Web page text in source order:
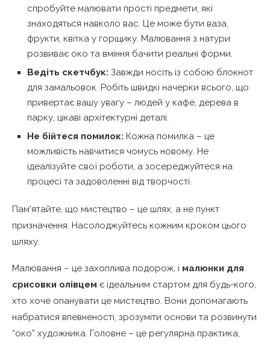
спробуйте малювати прості предмети, які
знаходяться навколо вас. Це може бути ваза,
фрукти, квітка у горщику. Малювання з натури
розвиває око та вміння бачити реальні форми.
Ведіть скетчбук: Завжди носіть із собою блокнот
для замальовок. Робіть швидкі начерки всього, що
привертає вашу увагу – людей у кафе, дерева в
парку, цікаві архітектурні деталі.
Не бійтеся помилок: Кожна помилка – це
можливість навчитися чомусь новому. Не
ідеалізуйте свої роботи, а зосереджуйтеся на
процесі та задоволенні від творчості.
Пам’ятайте, що мистецтво – це шлях, а не пункт
призначення. Насолоджуйтесь кожним кроком цього
шляху.
Малювання – це захоплива подорож, і малюнки для
срисовки олівцем є ідеальним стартом для будь-кого,
хто хоче опанувати це мистецтво. Вони допомагають
набратися впевненості, зрозуміти основи та розвинути
“око” художника. Головне – це регулярна практика,